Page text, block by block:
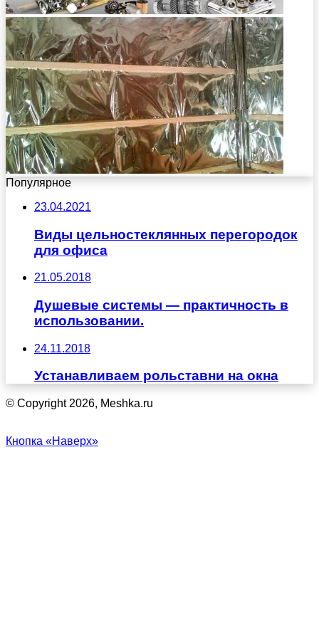
Популярное
23.04.2021
Виды цельностеклянных перегородок
для офиса
21.05.2018
Душевые системы — практичность в
использовании.
24.11.2018
Устанавливаем рольставни на окна
© Copyright 2026, Meshka.ru
Кнопка «Наверх»